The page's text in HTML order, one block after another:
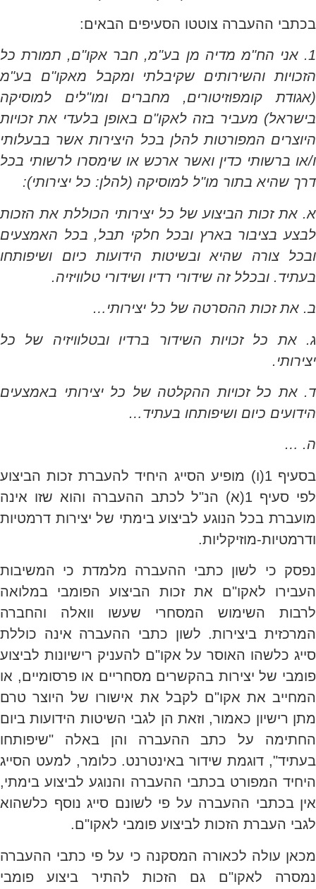
בכתבי ההעברה צוטטו הסעיפים הבאים:
1. אני הח"מ מדיה מן בע"מ, חבר אקו"ם, תמורת כל
הזכויות והשירותים שקיבלתי ומקבל מאקו"ם בע"מ
(אגודת קומפוזיטורים, מחברים ומו"לים למוסיקה
בישראל) מעביר בזה לאקו"ם באופן בלעדי את זכויות
היוצרים המפורטות להלן בכל היצירות אשר בבעלותי
ו/או ברשותי כדין ואשר ארכש או שימסרו לרשותי בכל
דרך שהיא בתור מו"ל למוסיקה (להלן: כל יצירותי):
א. את זכות הביצוע של כל יצירותי הכוללת את הזכות
לבצע בציבור בארץ ובכל חלקי תבל, בכל האמצעים
ובכל צורה שהיא ובשיטות הידועות כיום ושיפותחו
בעתיד. ובכלל זה שידורי רדיו ושידורי טלוויזיה.
ב. את זכות ההסרטה של כל יצירותי…
ג. את כל זכויות השידור ברדיו ובטלוויזיה של כל
יצירותי.
ד. את כל זכויות ההקלטה של כל יצירותי באמצעים
הידועים כיום ושיפותחו בעתיד…
ה. …
בסעיף 1(ו) מופיע הסייג היחיד להעברת זכות הביצוע
לפי סעיף 1(א) הנ"ל לכתב ההעברה והוא שזו אינה
מועברת בכל הנוגע לביצוע בימתי של יצירות דרמטיות
ודרמטיות-מוזיקליות.
נפסק כי לשון כתבי ההעברה מלמדת כי המשיבות
העבירו לאקו"ם את זכות הביצוע הפומבי במלואה
לרבות השימוש המסחרי שעשו וואלה והחברה
המרכזית ביצירות. לשון כתבי ההעברה אינה כוללת
סייג כלשהו האוסר על אקו"ם להעניק רישיונות לביצוע
פומבי של יצירות בהקשרים מסחריים או פרסומיים, או
המחייב את אקו"ם לקבל את אישורו של היוצר טרם
מתן רישיון כאמור, וזאת הן לגבי השיטות הידועות ביום
החתימה על כתב ההעברה והן באלה "שיפותחו
בעתיד", דוגמת שידור באינטרנט. כלומר, למעט הסייג
היחיד המפורט בכתבי ההעברה והנוגע לביצוע בימתי,
אין בכתבי ההעברה על פי לשונם סייג נוסף כלשהוא
לגבי העברת הזכות לביצוע פומבי לאקו"ם.
מכאן עולה לכאורה המסקנה כי על פי כתבי ההעברה
נמסרה לאקו"ם גם הזכות להתיר ביצוע פומבי